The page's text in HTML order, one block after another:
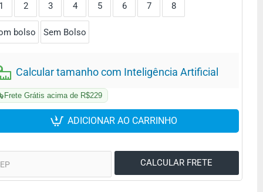
Frete Grátis acima de R$229
Calcular tamanho com Inteligência Artificial
2 3 4 5 6 7 8
bolso Sem Bolso
ADICIONAR AO CARRINHO